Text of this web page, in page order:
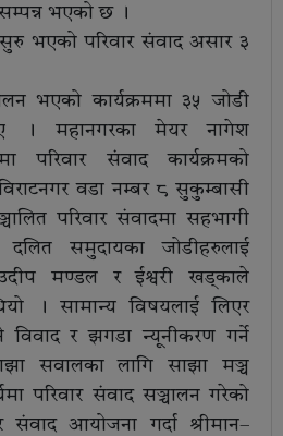
सम्पन्न भएको छ ।
भएको परिवार संवाद असार ३
भएको कार्यक्रममा ३५ जोडी
। महानगरका मेयर नागेश
परिवार संवाद कार्यक्रमको
वडा नम्बर ८ सुकुम्बासी
परिवार संवादमा सहभागी
समुदायका जोडीहरुलाई
मण्डल र ईश्वरी खड्काले
। सामान्य विषयलाई लिएर
विवाद र झगडा न्यूनीकरण गर्ने
सवालका लागि साझा मञ्च
परिवार संवाद सञ्चालन गरेको
संवाद आयोजना गर्दा श्रीमान–